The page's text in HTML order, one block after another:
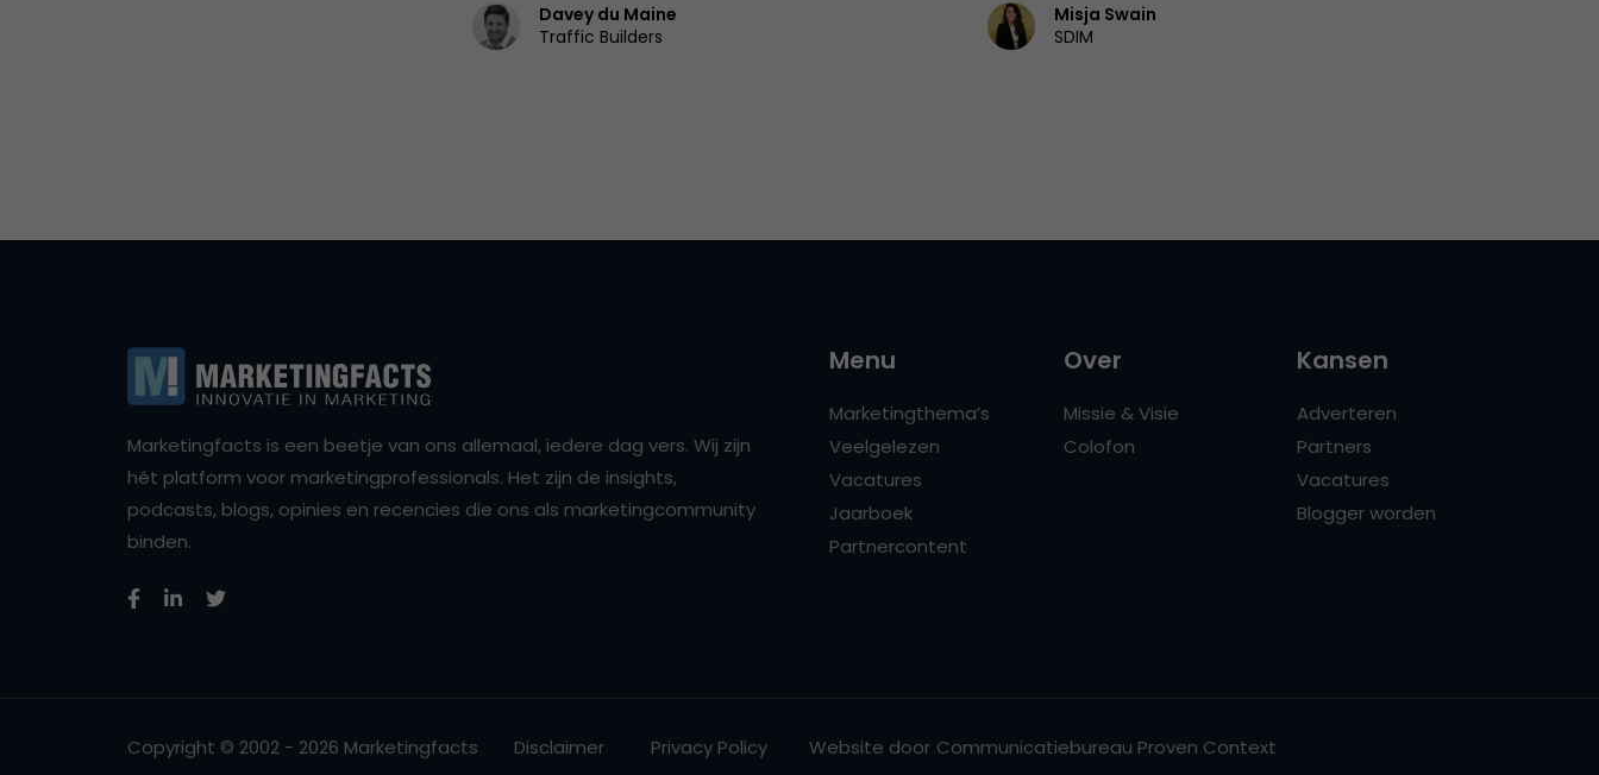
Davey du Maine
Traffic Builders
Misja Swain
SDIM
Marketingfacts is een beetje van ons allemaal, iedere dag vers. Wij zijn
hét platform voor marketingprofessionals. Het zijn de insights,
podcasts, blogs, opinies en recencies die ons als marketingcommunity
binden.
Menu
Marketingthema’s
Veelgelezen
Vacatures
Jaarboek
Partnercontent
Over
Missie & Visie
Colofon
Kansen
Adverteren
Partners
Vacatures
Blogger worden
Copyright © 2002 - 2026 Marketingfacts Disclaimer Privacy Policy Website door Communicatiebureau Proven Context